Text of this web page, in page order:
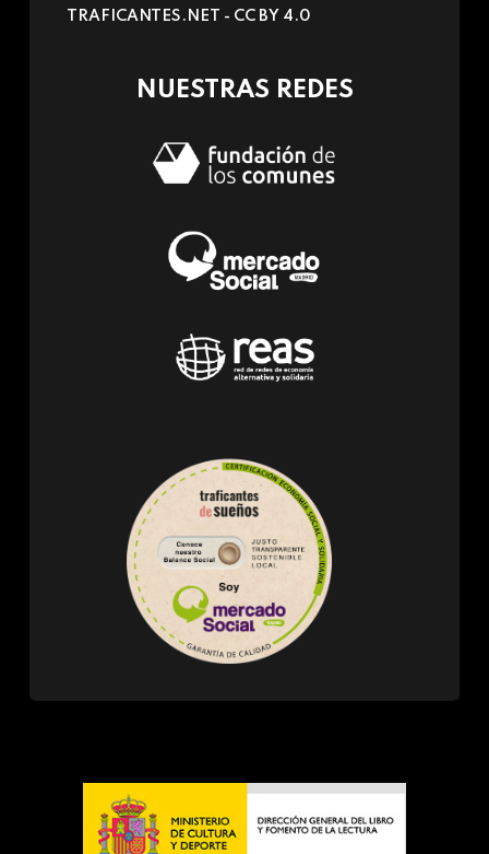
e-
TRAFICANTES.NET - CC BY 4.0
NUESTRAS REDES